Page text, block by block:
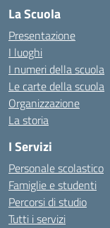
La Scuola
Presentazione
I luoghi
I numeri della scuola
Le carte della scuola
Organizzazione
La storia
I Servizi
Personale scolastico
Famiglie e studenti
Percorsi di studio
Tutti i servizi